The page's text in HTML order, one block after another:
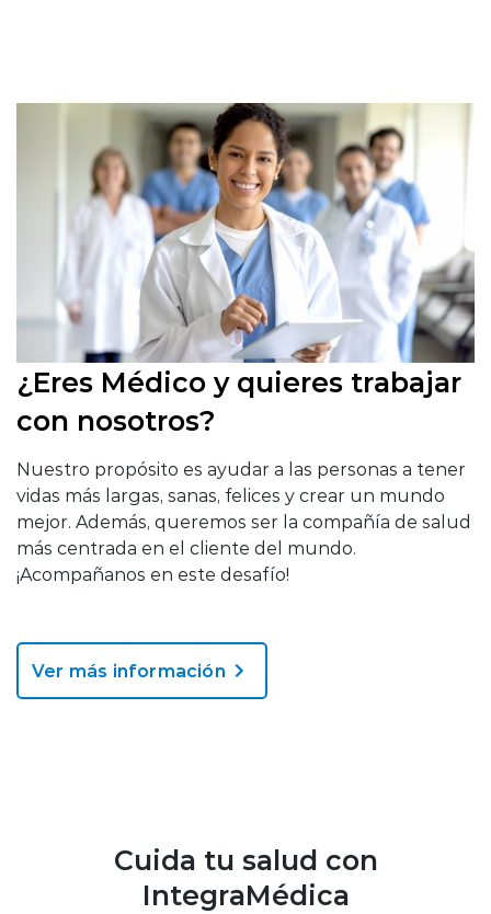
¿Eres Médico y quieres trabajar
con nosotros?
Nuestro propósito es ayudar a las personas a tener
vidas más largas, sanas, felices y crear un mundo
mejor. Además, queremos ser la compañía de salud
más centrada en el cliente del mundo.
¡Acompañanos en este desafío!
Ver más información
Cuida tu salud con
IntegraMédica